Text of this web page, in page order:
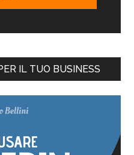
IL TUO BUSINESS